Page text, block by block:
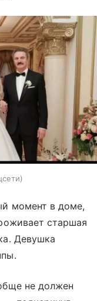
момент в доме,
старшая
Девушка
не должен